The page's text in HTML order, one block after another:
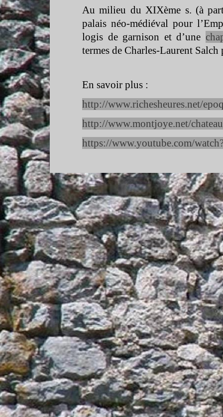
Au milieu du XIXème s. (à
palais néo-médiéval pour
logis de garnison et d’une
termes de Charles-Laurent Salch
En savoir plus :
http://www.richesheures.net/
http://www.montjoye.net/
https://www.youtube.com/